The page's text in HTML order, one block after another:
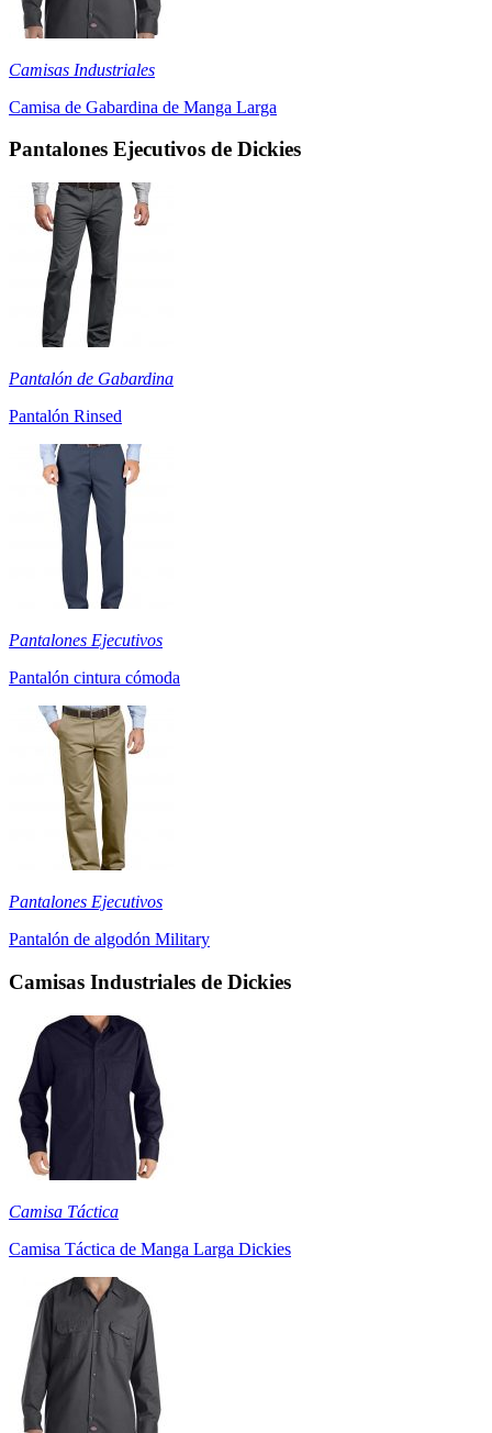
Camisas Industriales
Camisa de Gabardina de Manga Larga
Pantalones Ejecutivos de Dickies
Pantalón de Gabardina
Pantalón Rinsed
Pantalones Ejecutivos
Pantalón cintura cómoda
Pantalones Ejecutivos
Pantalón de algodón Military
Camisas Industriales de Dickies
Camisa Táctica
Camisa Táctica de Manga Larga Dickies